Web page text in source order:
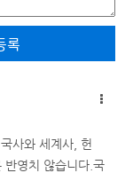
록
사와 세계사, 헌
반영치 않습니다.국